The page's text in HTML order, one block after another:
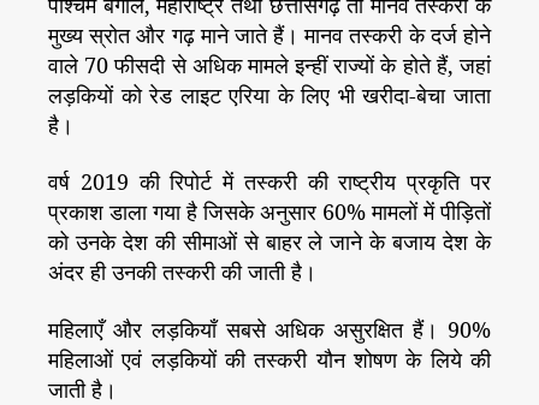
मुख्य स्रोत और गढ़ माने जाते हैं। मानव तस्करी के दर्ज होने
वाले 70 फीसदी से अधिक मामले इन्हीं राज्यों के होते हैं, जहां
लड़कियों को रेड लाइट एरिया के लिए भी खरीदा-बेचा जाता
है।
वर्ष 2019 की रिपोर्ट में तस्करी की राष्ट्रीय प्रकृति पर
प्रकाश डाला गया है जिसके अनुसार 60% मामलों में पीड़ितों
को उनके देश की सीमाओं से बाहर ले जाने के बजाय देश के
अंदर ही उनकी तस्करी की जाती है।
महिलाएँ और लड़कियाँ सबसे अधिक असुरक्षित हैं। 90%
महिलाओं एवं लड़कियों की तस्करी यौन शोषण के लिये की
जाती है।